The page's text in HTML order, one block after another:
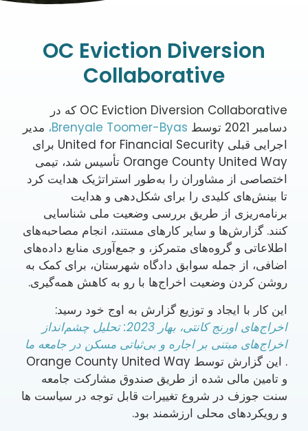
OC Eviction Diversion
Collaborative
OC Eviction Diversion Collaborative که در
دسامبر 2021 توسط
Brenyale Toomer-Byas، مدیر
اجرایی قبلی United for Financial Security برای
Orange County United Way تأسیس شد، تیمی
اختصاصی از مشاوران را به‌طور استراتژیک هدایت کرد
تا بینش‌های کلیدی را برای شکل‌دهی و هدایت
برنامه‌ریزی از طریق بررسی وضعیت ملی شناسایی
کنند. گزارش‌ها و سایر کارهای مستند، انجام مصاحبه‌های
اطلاعاتی و گروه‌های متمرکز، و جمع‌آوری منابع داده‌های
اضافی، از جمله سوابق دادگاه شهرستان، برای کمک به
روشن کردن وضعیت اخراج‌ها با رو به کاهش همه‌گیری.
این کار با ایجاد و توزیع گزارش به اوج خود رسید:
اخراج‌های اورنج کانتی، بهار 2023: تحلیل چشم‌انداز
اخراج‌های مبتنی بر اجاره و بی‌ثباتی مسکن در جامعه ما
. این گزارش توسط Orange County United Way
و تامین مالی شده از طریق صندوق مشارکت جامعه
سنت جوزف در شروع تغییرات قابل توجه در سیاست ها
و رویکردهای محلی ارزشمند بود.